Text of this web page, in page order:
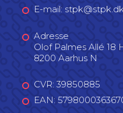
E-mail:
Adresse
Olof Palmes Allé 18
8200 Aarhus N
CVR: 39850885
EAN: